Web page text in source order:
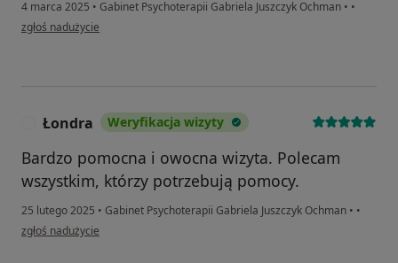
4 marca 2025 • Gabinet Psychoterapii Gabriela Juszczyk Ochman • •
w opinii użytkownika Michał
zgłoś nadużycie
Łondra Weryfikacja wizyty
Bardzo pomocna i owocna wizyta. Polecam
wszystkim, którzy potrzebują pomocy.
25 lutego 2025 • Gabinet Psychoterapii Gabriela Juszczyk Ochman • •
w opinii użytkownika Łondra
zgłoś nadużycie